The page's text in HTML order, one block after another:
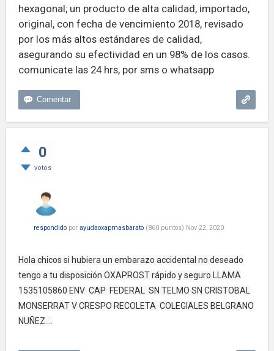
hexagonal; un producto de alta calidad, importado,
original, con fecha de vencimiento 2018, revisado
por los más altos estándares de calidad,
asegurando su efectividad en un 98% de los casos.
comunicate las 24 hrs, por sms o whatsapp
0
votos
respondido por ayudaoxapmasbarato (860 puntos) Nov 22, 2020
Hola chicos si hubiera un embarazo accidental no deseado
tengo a tu disposición OXAPROST rápido y seguro LLAMA
1535105860 ENV CAP FEDERAL SN TELMO SN CRISTOBAL
MONSERRAT V CRESPO RECOLETA COLEGIALES BELGRANO
NUÑEZ....